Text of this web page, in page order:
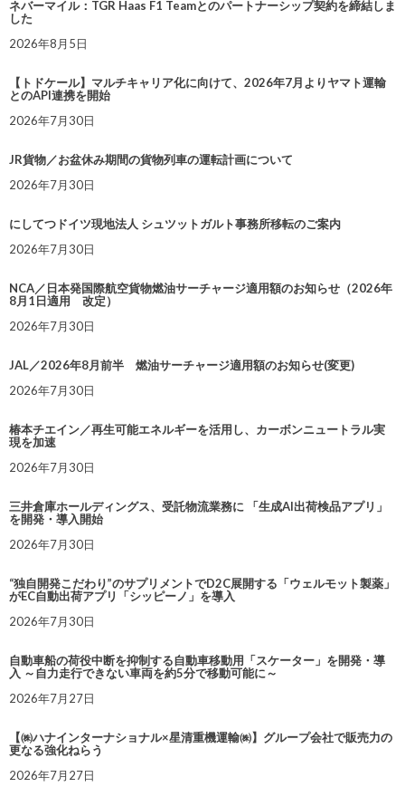
ネバーマイル：TGR Haas F1 Teamとのパートナーシップ契約を締結しま
した
2026年8月5日
【トドケール】マルチキャリア化に向けて、2026年7月よりヤマト運輸
とのAPI連携を開始
2026年7月30日
JR貨物／お盆休み期間の貨物列車の運転計画について
2026年7月30日
にしてつドイツ現地法人 シュツットガルト事務所移転のご案内
2026年7月30日
NCA／日本発国際航空貨物燃油サーチャージ適用額のお知らせ（2026年
8月1日適用 改定）
2026年7月30日
JAL／2026年8月前半 燃油サーチャージ適用額のお知らせ(変更)
2026年7月30日
椿本チエイン／再生可能エネルギーを活用し、カーボンニュートラル実
現を加速
2026年7月30日
三井倉庫ホールディングス、受託物流業務に 「生成AI出荷検品アプリ」
を開発・導入開始
2026年7月30日
“独自開発こだわり”のサプリメントでD2C展開する「ウェルモット製薬」
がEC自動出荷アプリ「シッピーノ」を導入
2026年7月30日
自動車船の荷役中断を抑制する自動車移動用「スケーター」を開発・導
入 ～自力走行できない車両を約5分で移動可能に～
2026年7月27日
【㈱ハナインターナショナル×星清重機運輸㈱】グループ会社で販売力の
更なる強化ねらう
2026年7月27日